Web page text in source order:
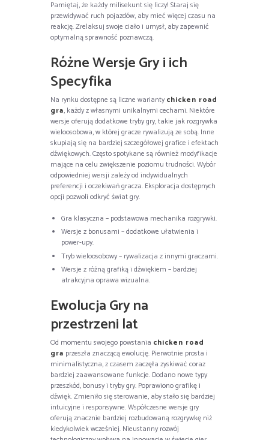
Pamiętaj, że każdy milisekunt się liczy! Staraj się
przewidywać ruch pojazdów, aby mieć więcej czasu na
reakcję. Zrelaksuj swoje ciało i umysł, aby zapewnić
optymalną sprawność poznawczą.
Różne Wersje Gry i ich
Specyfika
Na rynku dostępne są liczne wariantychicken road
gra, każdy z własnymi unikalnymi cechami. Niektóre
wersje oferują dodatkowe tryby gry, takie jak rozgrywka
wieloosobowa, w której gracze rywalizują ze sobą. Inne
skupiają się na bardziej szczegółowej grafice i efektach
dźwiękowych. Często spotykane są również modyfikacje
mające na celu zwiększenie poziomu trudności. Wybór
odpowiedniej wersji zależy od indywidualnych
preferencji i oczekiwań gracza. Eksploracja dostępnych
opcji pozwoli odkryć świat gry.
Gra klasyczna – podstawowa mechanika rozgrywki.
Wersje z bonusami – dodatkowe ułatwienia i
power-upy.
Tryb wieloosobowy – rywalizacja z innymi graczami.
Wersje z różną grafiką i dźwiękiem – bardziej
atrakcyjna oprawa wizualna.
Ewolucja Gry na
przestrzeni lat
Od momentu swojego powstania chicken road
gra przeszła znaczącą ewolucję. Pierwotnie prosta i
minimalistyczna, z czasem zaczęła zyskiwać coraz
bardziej zaawansowane funkcje. Dodano nowe typy
przeszkód, bonusy i tryby gry. Poprawiono grafikę i
dźwięk. Zmieniło się sterowanie, aby stało się bardziej
intuicyjne i responsywne. Współczesne wersje gry
oferują znacznie bardziej rozbudowaną rozgrywkę niż
kiedykolwiek wcześniej. Nieustanny rozwój